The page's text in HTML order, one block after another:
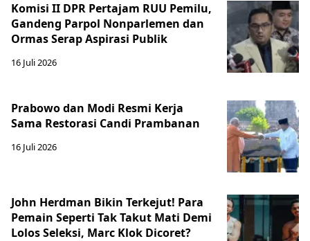
Komisi II DPR Pertajam RUU Pemilu,
Gandeng Parpol Nonparlemen dan
Ormas Serap Aspirasi Publik
16 Juli 2026
Prabowo dan Modi Resmi Kerja
Sama Restorasi Candi Prambanan
16 Juli 2026
John Herdman Bikin Terkejut! Para
Pemain Seperti Tak Takut Mati Demi
Lolos Seleksi, Marc Klok Dicoret?